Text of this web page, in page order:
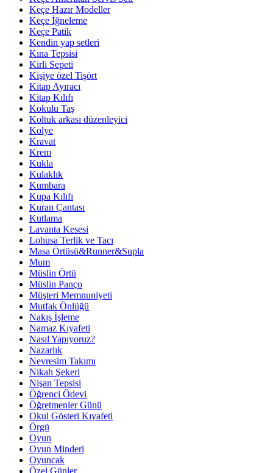
Keçe Hazır Modeller
Keçe İğneleme
Keçe Patik
Kendin yap setleri
Kına Tepsisi
Kirli Sepeti
Kişiye özel Tişört
Kitap Ayıracı
Kitap Kılıfı
Kokulu Taş
Koltuk arkası düzenleyici
Kolye
Kravat
Krem
Kukla
Kulaklık
Kumbara
Kupa Kılıfı
Kuran Çantası
Kutlama
Lavanta Kesesi
Lohusa Terlik ve Tacı
Masa Örtüsü&Runner&Supla
Mum
Müslin Örtü
Müslin Panço
Müşteri Memnuniyeti
Mutfak Önlüğü
Nakış İşleme
Namaz Kıyafeti
Nasıl Yapıyoruz?
Nazarlık
Nevresim Takımı
Nikah Şekeri
Nişan Tepsisi
Öğrenci Ödevi
Öğretmenler Günü
Okul Gösteri Kıyafeti
Örgü
Oyun
Oyun Minderi
Oyuncak
Özel Günler